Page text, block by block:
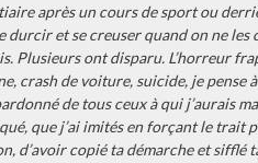
après un cours de sport ou
durcir et se creuser quand on ne les
Plusieurs ont disparu. L’horreur
crash de voiture, suicide, je pense
de tous ceux à qui j’aurais
que j’ai imités en forçant le trait
d’avoir copié ta démarche et sifflé